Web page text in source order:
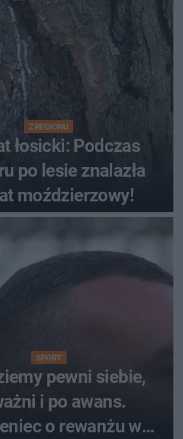
Z REGIONU
łosicki: Podczas
po lesie znalazła
moździerzowy!
SPORT
pewni siebie,
i po awans.
o rewanżu w